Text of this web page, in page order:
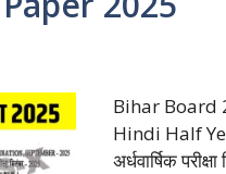
Bihar Board
Hindi Half
अर्धवार्षिक